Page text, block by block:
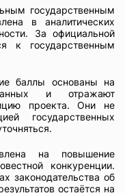
государственным
в аналитических
За официальной
к государственным
баллы основаны на
и отражают
проекта. Они не
государственных
на повышение
конкуренции.
законодательства об
остаётся на